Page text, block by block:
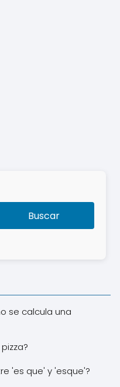
Buscar
se calcula una
'es que' y 'esque'?